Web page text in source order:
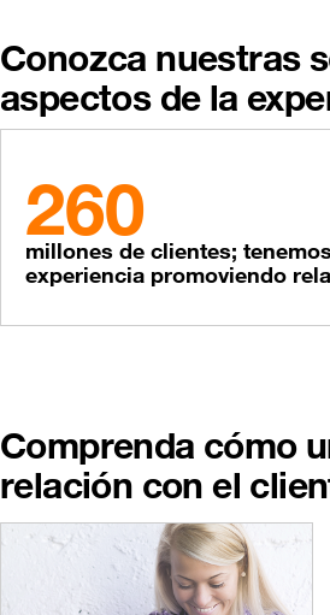
Conozca nuestras
aspectos de la
260
millones de clientes; tenemos
experiencia promoviendo
Comprenda cómo
relación con el